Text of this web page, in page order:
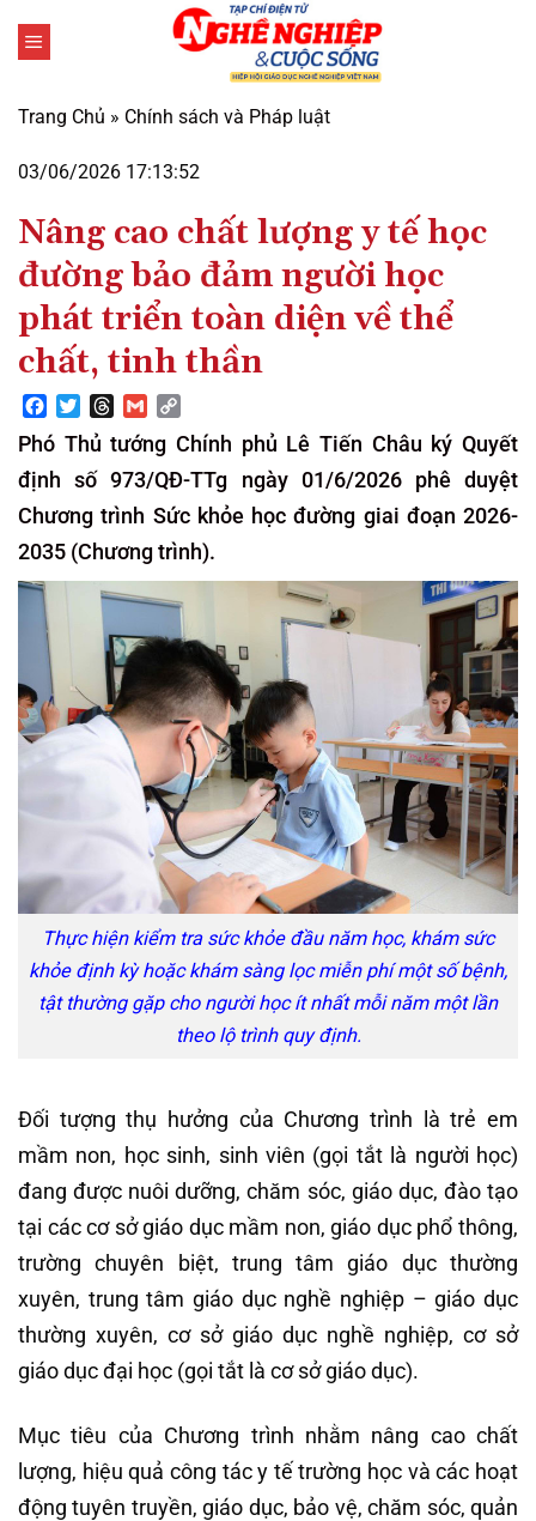
qua
dung
Trang Chủ » Chính sách và Pháp luật
03/06/2026 17:13:52
Nâng cao chất lượng y tế học
đường bảo đảm người học
phát triển toàn diện về thể
chất, tinh thần
Facebook
TwitterThreads
Gmail
Link
Phó Thủ tướng Chính phủ Lê Tiến Châu ký Quyết
định số 973/QĐ-TTg ngày 01/6/2026 phê duyệt
Chương trình Sức khỏe học đường giai đoạn 2026-
2035 (Chương trình).
Thực hiện kiểm tra sức khỏe đầu năm học, khám sức
khỏe định kỳ hoặc khám sàng lọc miễn phí một số bệnh,
tật thường gặp cho người học ít nhất mỗi năm một lần
theo lộ trình quy định.
Đối tượng thụ hưởng của Chương trình là trẻ em
mầm non, học sinh, sinh viên (gọi tắt là người học)
đang được nuôi dưỡng, chăm sóc, giáo dục, đào tạo
tại các cơ sở giáo dục mầm non, giáo dục phổ thông,
trường chuyên biệt, trung tâm giáo dục thường
xuyên, trung tâm giáo dục nghề nghiệp – giáo dục
thường xuyên, cơ sở giáo dục nghề nghiệp, cơ sở
giáo dục đại học (gọi tắt là cơ sở giáo dục).
Mục tiêu của Chương trình nhằm nâng cao chất
lượng, hiệu quả công tác y tế trường học và các hoạt
động tuyên truyền, giáo dục, bảo vệ, chăm sóc, quản